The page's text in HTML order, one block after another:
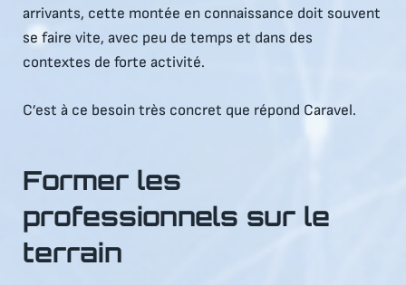
arrivants, cette montée en connaissance doit souvent
se faire vite, avec peu de temps et dans des
contextes de forte activité.
C’est à ce besoin très concret que répond Caravel.
Former les
professionnels sur le
terrain